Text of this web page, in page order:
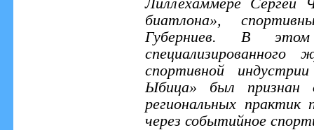
Лиллехаммере Сергей
биатлона»,
Губерниев. В
спортивной
Ыбица» был признан
региональных
через событийное